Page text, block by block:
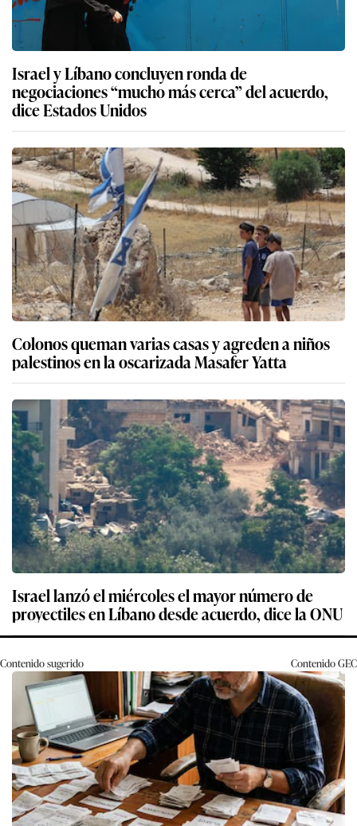
Israel y Líbano concluyen ronda de
negociaciones “mucho más cerca” del acuerdo,
dice Estados Unidos
Colonos queman varias casas y agreden a niños
palestinos en la oscarizada Masafer Yatta
Israel lanzó el miércoles el mayor número de
proyectiles en Líbano desde acuerdo, dice la ONU
Contenido sugerido ContenidoGEC